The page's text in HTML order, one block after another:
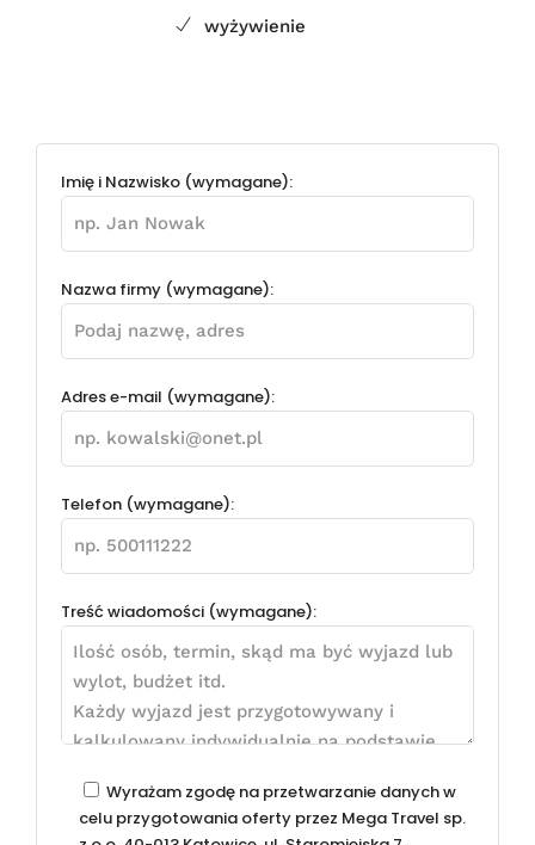
wyżywienie
Imię i Nazwisko (wymagane):
Nazwa firmy (wymagane):
Adres e-mail (wymagane):
Telefon (wymagane):
Treść wiadomości (wymagane):
Wyrażam zgodę na przetwarzanie danych w
celu przygotowania oferty przez Mega Travel sp.